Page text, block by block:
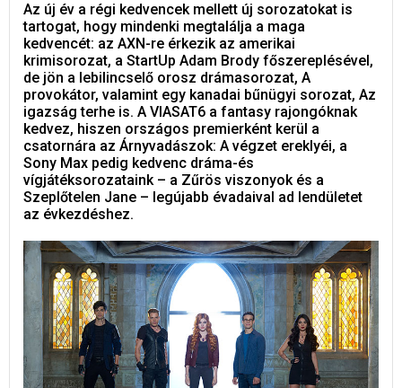
Az új év a régi kedvencek mellett új sorozatokat is
tartogat, hogy mindenki megtalálja a maga
kedvencét: az AXN-re érkezik az amerikai
krimisorozat, a StartUp Adam Brody főszereplésével,
de jön a lebilincselő orosz drámasorozat, A
provokátor, valamint egy kanadai bűnügyi sorozat, Az
igazság terhe is. A VIASAT6 a fantasy rajongóknak
kedvez, hiszen országos premierként kerül a
csatornára az Árnyvadászok: A végzet ereklyéi, a
Sony Max pedig kedvenc dráma-és
vígjátéksorozataink – a Zűrös viszonyok és a
Szeplőtelen Jane – legújabb évadaival ad lendületet
az évkezdéshez.